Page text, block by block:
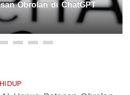
Obrolan di ChatGPT